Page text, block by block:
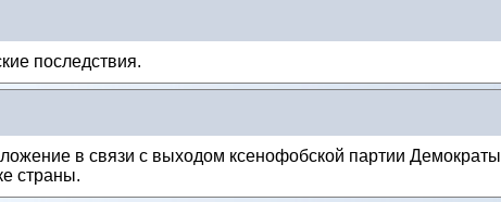
последствия.
в связи с выходом ксенофобской партии Демократы
страны.